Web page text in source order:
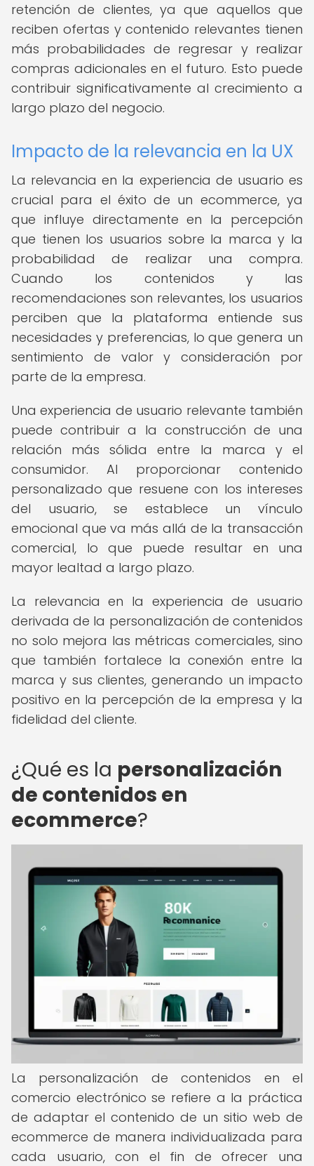
retención de clientes, ya que aquellos que
reciben ofertas y contenido relevantes tienen
más probabilidades de regresar y realizar
compras adicionales en el futuro. Esto puede
contribuir significativamente al crecimiento a
largo plazo del negocio.
Impacto de la relevancia en la UX
La relevancia en la experiencia de usuario es
crucial para el éxito de un ecommerce, ya
que influye directamente en la percepción
que tienen los usuarios sobre la marca y la
probabilidad de realizar una compra.
Cuando los contenidos y las
recomendaciones son relevantes, los usuarios
perciben que la plataforma entiende sus
necesidades y preferencias, lo que genera un
sentimiento de valor y consideración por
parte de la empresa.
Una experiencia de usuario relevante también
puede contribuir a la construcción de una
relación más sólida entre la marca y el
consumidor. Al proporcionar contenido
personalizado que resuene con los intereses
del usuario, se establece un vínculo
emocional que va más allá de la transacción
comercial, lo que puede resultar en una
mayor lealtad a largo plazo.
La relevancia en la experiencia de usuario
derivada de la personalización de contenidos
no solo mejora las métricas comerciales, sino
que también fortalece la conexión entre la
marca y sus clientes, generando un impacto
positivo en la percepción de la empresa y la
fidelidad del cliente.
¿Qué es la personalización
de contenidos en
ecommerce?
La personalización de contenidos en el
comercio electrónico se refiere a la práctica
de adaptar el contenido de un sitio web de
ecommerce de manera individualizada para
cada usuario, con el fin de ofrecer una